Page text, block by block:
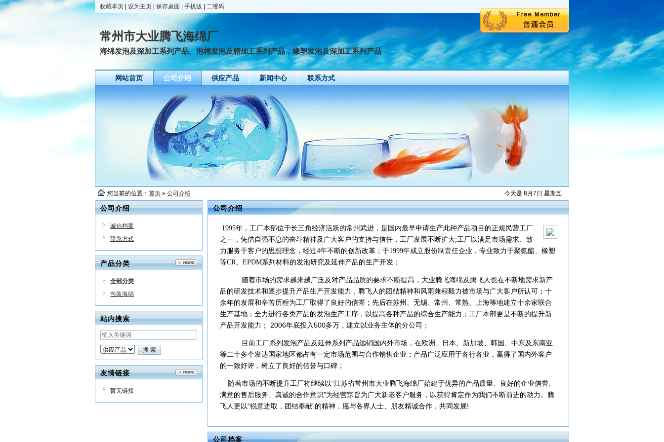
收藏本页 设为主页 保存桌面 手机版 二维码
常州市大业腾飞海绵厂
海绵发泡及深加工系列产品、泡棉发泡及精加工系列产品，橡塑发泡及深加工系列产品
网站首页 公司介绍 供应产品 新闻中心 联系方式
今天是 8月7日 星期五
您当前的位置： 首页 » 公司介绍
公司介绍
诚信档案
联系方式
产品分类
全部分类
包装海绵
站内搜索
友情链接
暂无链接
公司介绍
1995年，工厂本部位于长三角经济活跃的常州武进，是国内最早申请生产此种产品项目的正规民营工厂
之一，凭借自强不息的奋斗精神及广大客户的支持与信任，工厂发展不断扩大;工厂以满足市场需求、致
力服务于客户的思想理念，经过4年不断的创新改革；于1999年成立股份制责任企业，专业致力于聚氨酯、橡塑
等CR、EPDM系列材料的发泡研究及延伸产品的生产开发；
随着市场的需求越来越广泛及对产品品质的要求不断提高，大业腾飞海绵及腾飞人也在不断地需求新产
品的研发技术和逐步提升产品生产开发能力，腾飞人的团结精神和风雨兼程毅力被市场与广大客户所认可；十
余年的发展和辛苦历程为工厂取得了良好的信誉；先后在苏州、无锡、常州、常熟、上海等地建立十余家联合
生产基地；全力进行各类产品的发泡生产工序，以提高各种产品的综合生产能力；工厂本部更是不断的提升新
产品开发能力；
2006年底投入500多万，建立以业务主体的分公司；
目前工厂系列发泡产品及延伸系列产品远销国内外市场，在欧洲、日本、新加坡、韩国、中东及东南亚
等二十多个发达国家地区都占有一定市场范围与合作销售企业；产品广泛应用于各行各业，赢得了国内外客户
的一致好评，树立了良好的信誉与口碑；
随着市场的不断提升工厂将继续以“江苏省常州市大业腾飞海绵厂始建于优异的产品质量、良好的企业信誉、
满意的售后服务、真诚的合作意识”为经营宗旨为广大新老客户服务，以获得肯定作为我们不断前进的动力。腾
飞人更以“锐意进取，团结奉献”的精神，愿与各界人士、朋友精诚合作，共同发展!
公司档案